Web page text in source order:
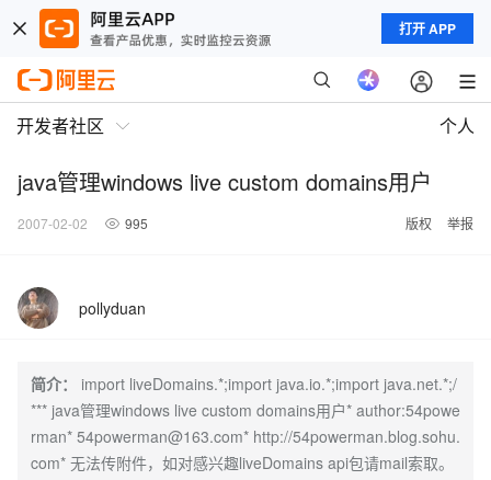
打开 APP
开发者社区 个人
java管理windows live custom domains用户
2007-02-02 995 版权 举报
pollyduan
简介：
import liveDomains.*;import java.io.*;import java.net.*;/
*** java管理windows live custom domains用户* author:54powe
rman* 54powerman@163.com* http://54powerman.blog.sohu.
com* 无法传附件，如对感兴趣liveDomains api包请mail索取。